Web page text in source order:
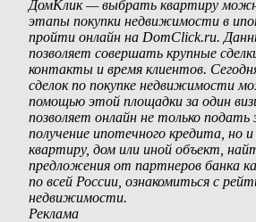
ДомКлик — выбрать квартиру
этапы покупки недвижимости в
пройти онлайн на DomClick.ru.
позволяет совершать крупные
контакты и время клиентов.
сделок по покупке недвижимости
помощью этой площадки за один
позволяет онлайн не только подать
получение ипотечного кредита, но
квартиру, дом или иной объект,
предложения от партнеров банка
по всей России, ознакомиться с
недвижимости.
Реклама